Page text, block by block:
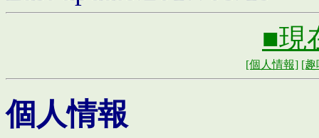
■現
[個人情報] [趣
個人情報